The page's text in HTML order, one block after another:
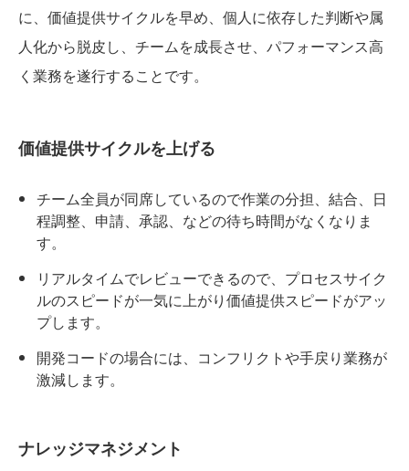
に、価値提供サイクルを早め、個人に依存した判断や属
人化から脱皮し、チームを成長させ、パフォーマンス高
く業務を遂行することです。
価値提供サイクルを上げる
チーム全員が同席しているので作業の分担、結合、日
程調整、申請、承認、などの待ち時間がなくなりま
す。
リアルタイムでレビューできるので、プロセスサイク
ルのスピードが一気に上がり価値提供スピードがアッ
プします。
開発コードの場合には、コンフリクトや手戻り業務が
激減します。
ナレッジマネジメント